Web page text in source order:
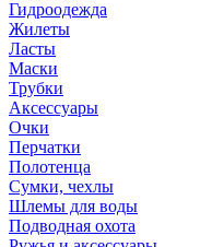
Гидроодежда
Жилеты
Ласты
Маски
Трубки
Аксессуары
Очки
Перчатки
Полотенца
Сумки, чехлы
Шлемы для воды
Подводная охота